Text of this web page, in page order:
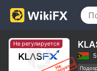
Не регулируется
0
0
1
2